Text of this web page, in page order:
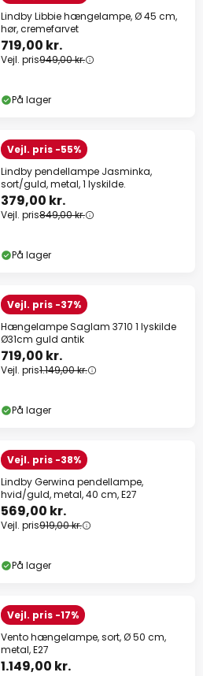
Lindby Libbie hængelampe, Ø 45 cm,
hør, cremefarvet
719,00 kr.
Vejl. pris949,00 kr.
På lager
Vejl. pris -55%
Lindby pendellampe Jasminka,
sort/guld, metal, 1 lyskilde.
379,00 kr.
Vejl. pris849,00 kr.
På lager
Vejl. pris -37%
Hængelampe Saglam 3710 1 lyskilde
Ø31cm guld antik
719,00 kr.
Vejl. pris1.149,00 kr.
På lager
Vejl. pris -38%
Lindby Gerwina pendellampe,
hvid/guld, metal, 40 cm, E27
569,00 kr.
Vejl. pris919,00 kr.
På lager
Vejl. pris -17%
Vento hængelampe, sort, Ø 50 cm,
metal, E27
1.149,00 kr.